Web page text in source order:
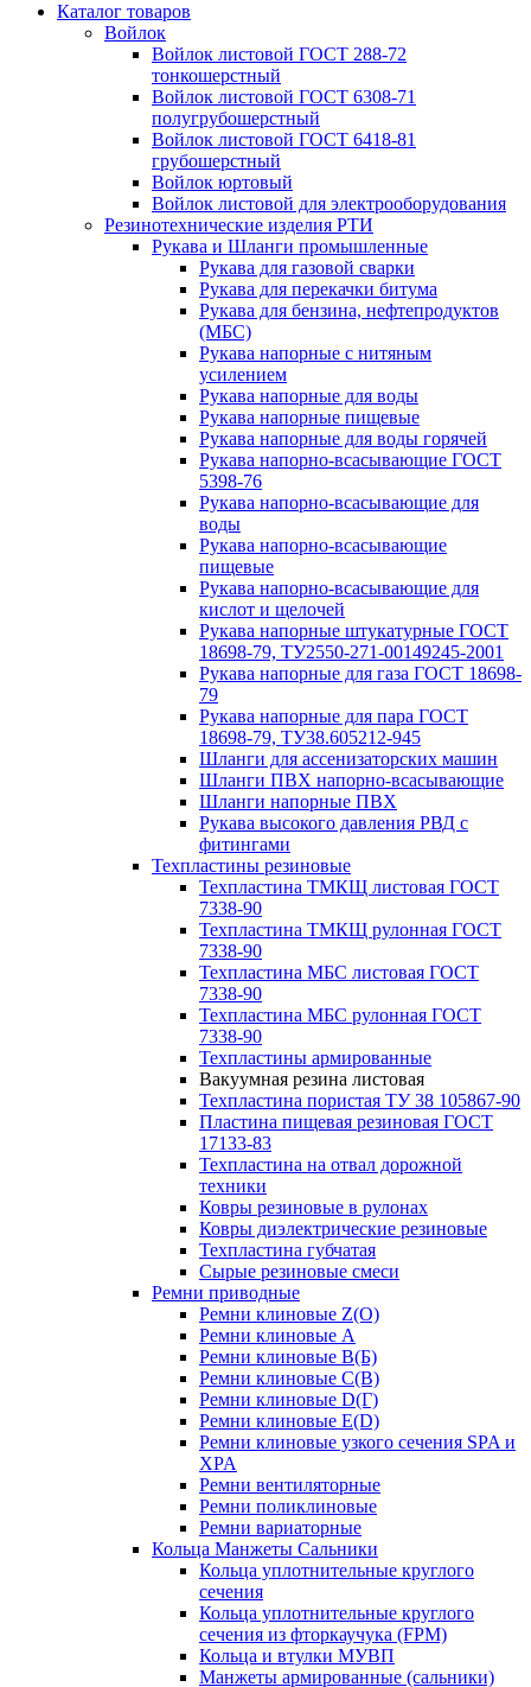
Каталог товаров
Войлок
Войлок листовой ГОСТ 288-72
тонкошерстный
Войлок листовой ГОСТ 6308-71
полугрубошерстный
Войлок листовой ГОСТ 6418-81
грубошерстный
Войлок юртовый
Войлок листовой для электрооборудования
Резинотехнические изделия РТИ
Рукава и Шланги промышленные
Рукава для газовой сварки
Рукава для перекачки битума
Рукава для бензина, нефтепродуктов
(МБС)
Рукава напорные с нитяным
усилением
Рукава напорные для воды
Рукава напорные пищевые
Рукава напорные для воды горячей
Рукава напорно-всасывающие ГОСТ
5398-76
Рукава напорно-всасывающие для
воды
Рукава напорно-всасывающие
пищевые
Рукава напорно-всасывающие для
кислот и щелочей
Рукава напорные штукатурные ГОСТ
18698-79, ТУ2550-271-00149245-2001
Рукава напорные для газа ГОСТ 18698-
79
Рукава напорные для пара ГОСТ
18698-79, ТУ38.605212-945
Шланги для ассенизаторских машин
Шланги ПВХ напорно-всасывающие
Шланги напорные ПВХ
Рукава высокого давления РВД с
фитингами
Техпластины резиновые
Техпластина ТМКЩ листовая ГОСТ
7338-90
Техпластина ТМКЩ рулонная ГОСТ
7338-90
Техпластина МБС листовая ГОСТ
7338-90
Техпластина МБС рулонная ГОСТ
7338-90
Техпластины армированные
Вакуумная резина листовая
Техпластина пористая ТУ 38 105867-90
Пластина пищевая резиновая ГОСТ
17133-83
Техпластина на отвал дорожной
техники
Ковры резиновые в рулонах
Ковры диэлектрические резиновые
Техпластина губчатая
Сырые резиновые смеси
Ремни приводные
Ремни клиновые Z(О)
Ремни клиновые A
Ремни клиновые B(Б)
Ремни клиновые C(В)
Ремни клиновые D(Г)
Ремни клиновые Е(D)
Ремни клиновые узкого сечения SPA и
XPA
Ремни вентиляторные
Ремни поликлиновые
Ремни вариаторные
Кольца Манжеты Сальники
Кольца уплотнительные круглого
сечения
Кольца уплотнительные круглого
сечения из фторкаучука (FPM)
Кольца и втулки МУВП
Манжеты армированные (сальники)